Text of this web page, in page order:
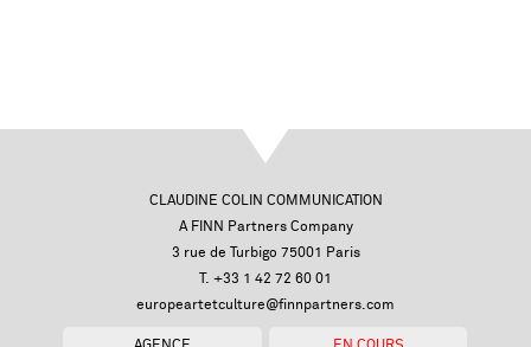
CLAUDINE COLIN COMMUNICATION
A FINN Partners Company
3 rue de Turbigo 75001 Paris
T. +33 1 42 72 60 01
europeartetculture@finnpartners.com